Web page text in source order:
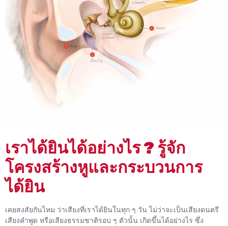
เราได้ยินได้อย่างไร ? รู้จัก
โครงสร้างหูและกระบวนการ
ได้ยิน
เคยสงสัยกันไหม ว่าเสียงที่เราได้ยินในทุก ๆ วัน ไม่ว่าจะเป็นเสียงดนตรี
เสียงคำพูด หรือเสียงธรรมชาติรอบ ๆ ตัวนั้น เกิดขึ้นได้อย่างไร ซึ่ง